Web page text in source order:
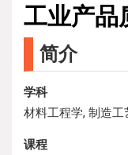
工业产品
简介
学科
材料工程学, 制造工
课程